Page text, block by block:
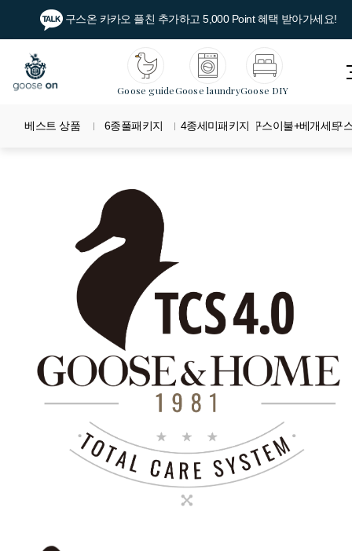
구스온 카카오 플친 추가하고 5,000 Point 혜택 받아가세요!
Goose guideGoose laundryGoose DIY
베스트 상품 6종풀패키지 4종세미패키지 구스이불+베개세트
구